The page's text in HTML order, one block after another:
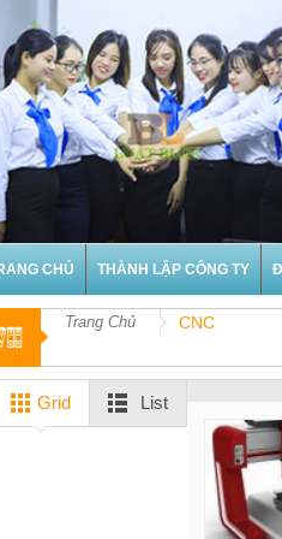
CHỦ THÀNH LẬP CÔNG TY
Trang Chủ CNC
Grid List